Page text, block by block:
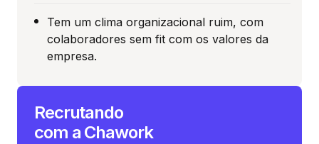
Tem um clima organizacional ruim, com
colaboradores sem fit com os valores da
empresa.
Recrutando
com a Chawork